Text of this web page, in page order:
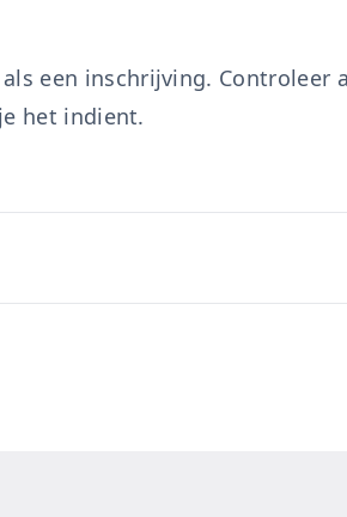
een inschrijving. Controleer
het indient.